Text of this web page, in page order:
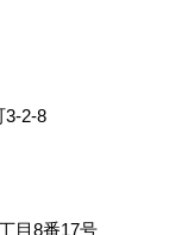
2-8
目8番17号